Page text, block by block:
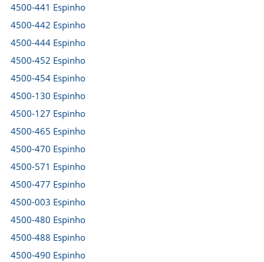
4500-441 Espinho
4500-442 Espinho
4500-444 Espinho
4500-452 Espinho
4500-454 Espinho
4500-130 Espinho
4500-127 Espinho
4500-465 Espinho
4500-470 Espinho
4500-571 Espinho
4500-477 Espinho
4500-003 Espinho
4500-480 Espinho
4500-488 Espinho
4500-490 Espinho